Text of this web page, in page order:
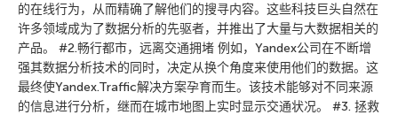
的在线行为，从而精确了解他们的搜寻内容。这些科技巨头自然在
许多领域成为了数据分析的先驱者，并推出了大量与大数据相关的
产品。 #2.畅行都市，远离交通拥堵 例如，Yandex公司在不断增
强其数据分析技术的同时，决定从换个角度来使用他们的数据。这
最终使Yandex.Traffic解决方案孕育而生。该技术能够对不同来源
的信息进行分析，继而在城市地图上实时显示交通状况。 #3. 拯救